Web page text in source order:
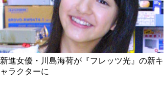
新進女優・川島海荷が『フレッツ光』の新キ
ャラクターに